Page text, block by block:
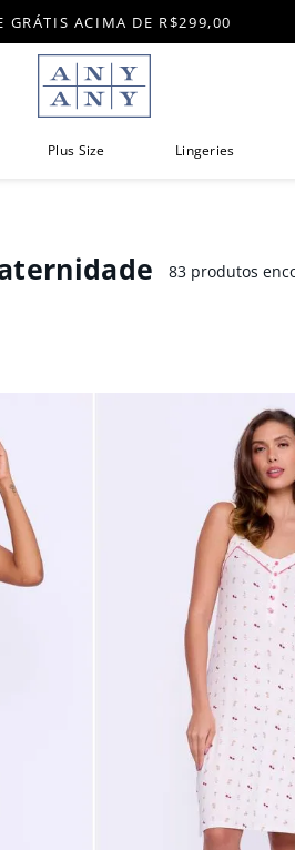
GRÁTIS ACIMA DE R$299,00
Plus Size Lingeries
83 produtos